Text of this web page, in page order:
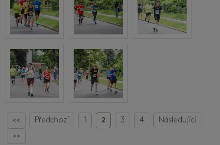
<< Předchozí 1 2 3 4
Následující
>>